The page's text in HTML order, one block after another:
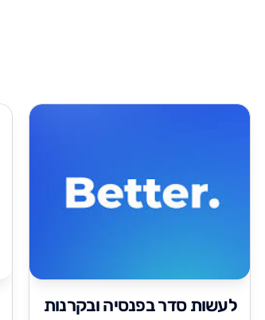
לעשות סדר בפנסיה ובקרנות